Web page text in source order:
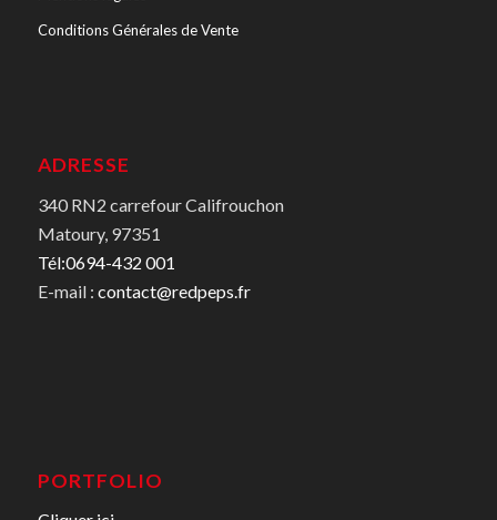
Conditions Générales de Vente
ADRESSE
340 RN2 carrefour Califrouchon
Matoury, 97351
Tél:0694-432 001
E-mail : contact@redpeps.fr
PORTFOLIO